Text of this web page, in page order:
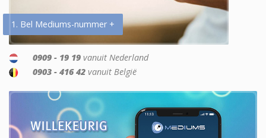
1. Bel Mediums-nummer +
0909 - 19 19 vanuit Nederland
0903 - 416 42 vanuit België